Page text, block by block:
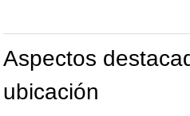
Aspectos
ubicación